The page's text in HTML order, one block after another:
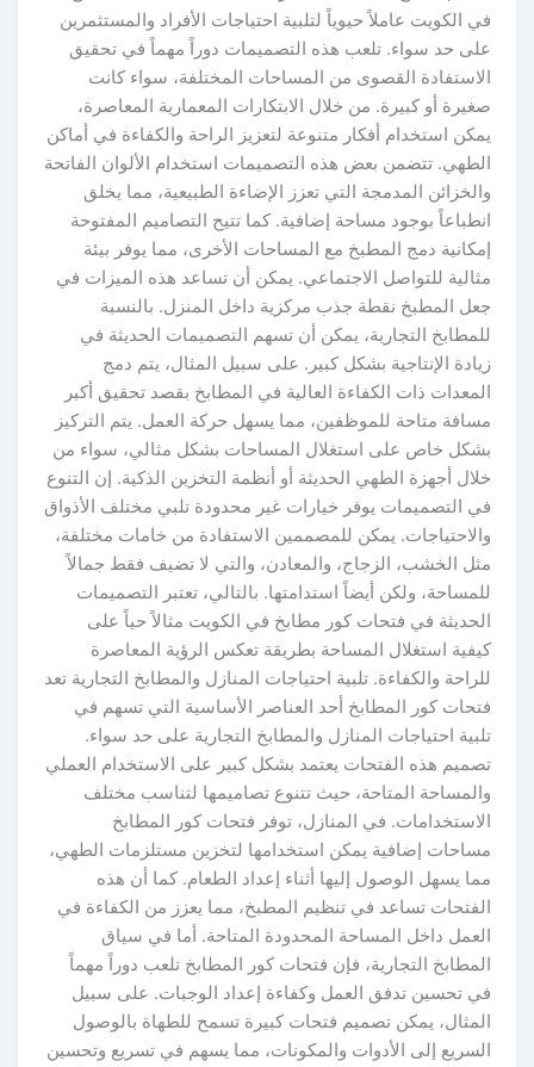
الكويت عاملاً حيوياً لتلبية احتياجات الأفراد والمستثمرين
حد سواء. تلعب هذه التصميمات دوراً مهماً في تحقيق
القصوى من المساحات المختلفة، سواء كانت
أو كبيرة. من خلال الابتكارات المعمارية المعاصرة،
استخدام أفكار متنوعة لتعزيز الراحة والكفاءة في أماكن
تتضمن بعض هذه التصميمات استخدام الألوان الفاتحة
المدمجة التي تعزز الإضاءة الطبيعية، مما يخلق
بوجود مساحة إضافية. كما تتيح التصاميم المفتوحة
دمج المطبخ مع المساحات الأخرى، مما يوفر بيئة
للتواصل الاجتماعي. يمكن أن تساعد هذه الميزات في
المطبخ نقطة جذب مركزية داخل المنزل. بالنسبة
التجارية، يمكن أن تسهم التصميمات الحديثة في
الإنتاجية بشكل كبير. على سبيل المثال، يتم دمج
ذات الكفاءة العالية في المطابخ بقصد تحقيق أكبر
متاحة للموظفين، مما يسهل حركة العمل. يتم التركيز
خاص على استغلال المساحات بشكل مثالي، سواء من
أجهزة الطهي الحديثة أو أنظمة التخزين الذكية. إن التنوع
التصميمات يوفر خيارات غير محدودة تلبي مختلف الأذواق
يمكن للمصممين الاستفادة من خامات مختلفة،
الخشب، الزجاج، والمعادن، والتي لا تضيف فقط جمالاً
ولكن أيضاً استدامتها. بالتالي، تعتبر التصميمات
في فتحات كور مطابخ في الكويت مثالاً حياً على
استغلال المساحة بطريقة تعكس الرؤية المعاصرة
والكفاءة. تلبية احتياجات المنازل والمطابخ التجارية تعد
كور المطابخ أحد العناصر الأساسية التي تسهم في
احتياجات المنازل والمطابخ التجارية على حد سواء.
هذه الفتحات يعتمد بشكل كبير على الاستخدام العملي
المتاحة، حيث تتنوع تصاميمها لتناسب مختلف
في المنازل، توفر فتحات كور المطابخ
إضافية يمكن استخدامها لتخزين مستلزمات الطهي،
يسهل الوصول إليها أثناء إعداد الطعام. كما أن هذه
تساعد في تنظيم المطبخ، مما يعزز من الكفاءة في
داخل المساحة المحدودة المتاحة. أما في سياق
التجارية، فإن فتحات كور المطابخ تلعب دوراً مهماً
تحسين تدفق العمل وكفاءة إعداد الوجبات. على سبيل
يمكن تصميم فتحات كبيرة تسمح للطهاة بالوصول
إلى الأدوات والمكونات، مما يسهم في تسريع وتحسين